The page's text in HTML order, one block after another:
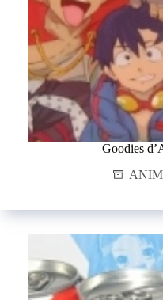
Goodies